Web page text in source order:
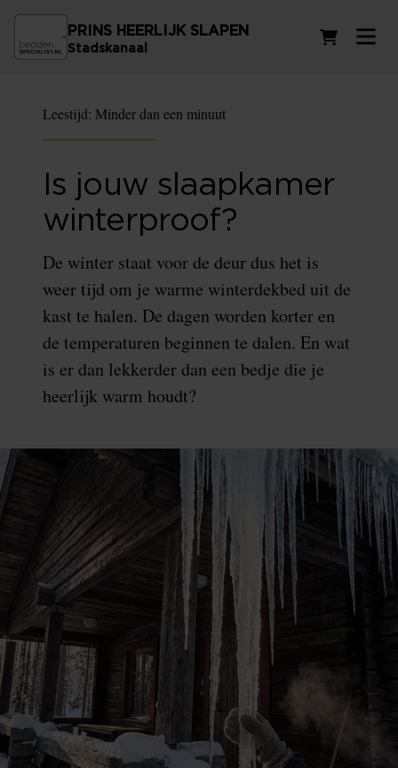
PRINS HEERLIJK SLAPEN
Stadskanaal
Leestijd: Minder dan een minuut
Is jouw slaapkamer
winterproof?
De winter staat voor de deur dus het is
weer tijd om je warme winterdekbed uit de
kast te halen. De dagen worden korter en
de temperaturen beginnen te dalen. En wat
is er dan lekkerder dan een bedje die je
heerlijk warm houdt?